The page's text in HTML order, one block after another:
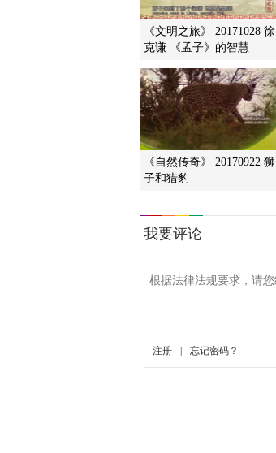
《文明之旅》 20171028 徐
克谦 《孟子》的智慧
《自然传奇》 20170922 狮
子和猎豹